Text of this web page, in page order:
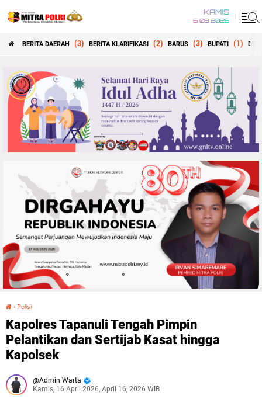
KAMIS
6 08 2026
BERITA DAERAH (3) BERITA KLARIFIKASI (2) BARUS (3) BUPATI (1)
› Polisi
Kapolres Tapanuli Tengah Pimpin
Pelantikan dan Sertijab Kasat hingga
Kapolsek
Admin Warta
Kamis, 16 April 2026, April 16, 2026 WIB